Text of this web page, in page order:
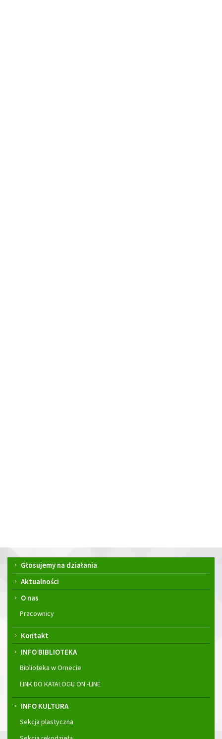
Menu
główne
Głosujemy na działania
Aktualności
O nas
Pracownicy
Kontakt
INFO BIBLIOTEKA
Biblioteka w Ornecie
LINK DO KATALOGU ON -LINE
INFO KULTURA
Sekcja plastyczna